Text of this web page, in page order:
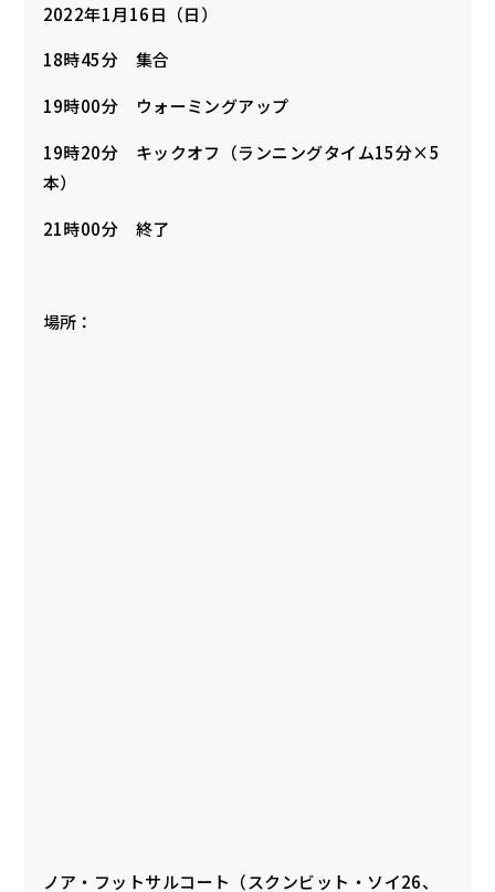
2022年1月16日（日）
18時45分 集合
19時00分 ウォーミングアップ
19時20分 キックオフ（ランニングタイム15分×5
本）
21時00分 終了
場所：
ノア・フットサルコート（スクンビット・ソイ26、